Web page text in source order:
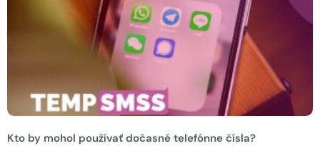
Kto by mohol používať dočasné telefónne čísla?